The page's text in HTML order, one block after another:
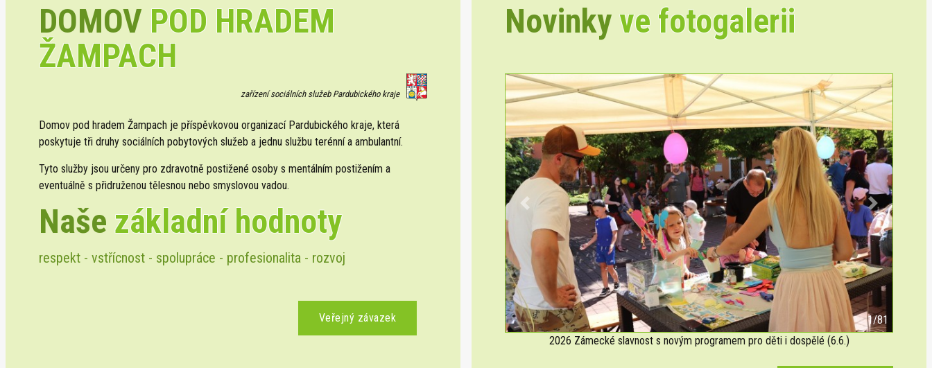
DOMOV POD HRADEM
ŽAMPACH
zařízení sociálních služeb Pardubického kraje
Domov pod hradem Žampach je příspěvkovou organizací Pardubického kraje, která
poskytuje tři druhy sociálních pobytových služeb a jednu službu terénní a ambulantní.
Tyto služby jsou určeny pro zdravotně postižené osoby s mentálním postižením a
eventuálně s přidruženou tělesnou nebo smyslovou vadou.
Naše základní hodnoty
respekt - vstřícnost - spolupráce - profesionalita - rozvoj
Veřejný závazek
Novinkyve fotogalerii
2/81
Previous Next
2026 Zámecké slavnost s novým programem pro děti i dospělé (6.6.)